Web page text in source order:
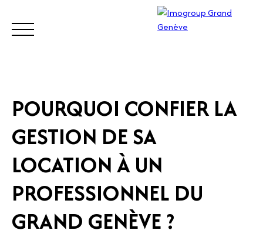
Visit
our
Switz
erlan
d site
POURQUOI CONFIER LA
GESTION DE SA
LOCATION À UN
PROFESSIONNEL DU
GRAND GENÈVE ?